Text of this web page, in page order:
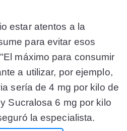
estar atentos a la
para evitar esos
máximo para consumir
a utilizar, por ejemplo,
sería de 4 mg por kilo de
Sucralosa 6 mg por kilo
la especialista.